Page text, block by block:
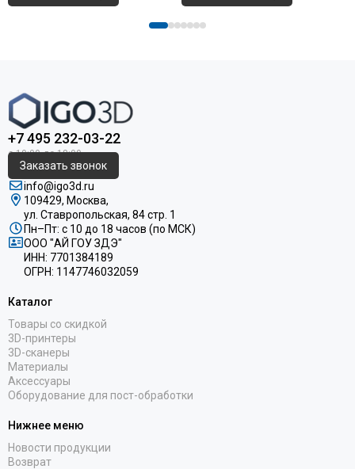
+7 495 232-03-22
Заказать звонок
info@igo3d.ru
109429, Москва,
ул. Ставропольская, 84 стр. 1
Пн–Пт: с 10 до 18 часов (по МСК)
ООО "АЙ ГОУ ЗДЭ"
ИНН: 7701384189
ОГРН: 1147746032059
Каталог
Товары со скидкой
3D-принтеры
3D-сканеры
Материалы
Аксессуары
Оборудование для пост-обработки
Нижнее меню
Новости продукции
Возврат